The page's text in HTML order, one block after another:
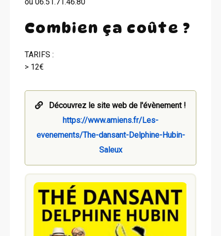
Combien ça coûte ?
TARIFS :
> 12€
Découvrez le site web de l'évènement !
https://www.amiens.fr/Les-
evenements/The-dansant-Delphine-Hubin-
Saleux